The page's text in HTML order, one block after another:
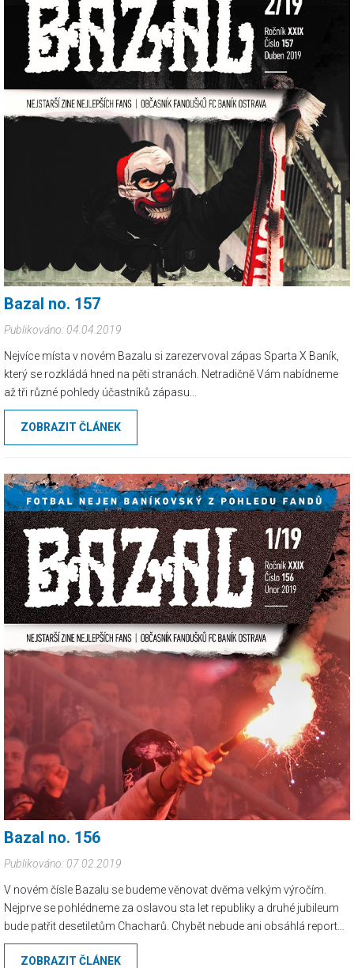
Bazal no. 157
Publikováno: 04.04.2019
Nejvíce místa v novém Bazalu si zarezervoval zápas Sparta X Baník,
který se rozkládá hned na pěti stranách. Netradičně Vám nabídneme
až tři různé pohledy účastníků zápasu...
ZOBRAZIT ČLÁNEK
Bazal no. 156
Publikováno: 07.02.2019
V novém čísle Bazalu se budeme věnovat dvěma velkým výročím.
Nejprve se pohlédneme za oslavou sta let republiky a druhé jubileum
bude patřit desetiletům Chacharů. Chybět nebude ani obsáhlá reportáž
doplněná o spoustu fotek ze slezského derby. Po delší době pro...
ZOBRAZIT ČLÁNEK